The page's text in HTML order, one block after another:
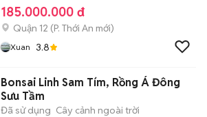
185.000.000 đ
Quận 12 (P. Thới An mới)
Xuan 3.8
Bonsai Linh Sam Tím, Rồng Á Đông
Sưu Tầm
Đã sử dụng Cây cảnh ngoài trời